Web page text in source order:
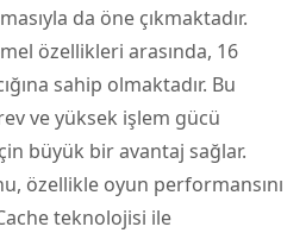
da öne çıkmaktadır.
özellikleri arasında, 16
sahip olmaktadır. Bu
ve yüksek işlem gücü
büyük bir avantaj sağlar.
özellikle oyun performansını
teknolojisi ile